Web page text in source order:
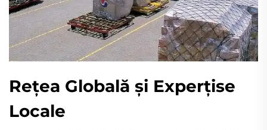
Rețea Globală și Experțise
Locale